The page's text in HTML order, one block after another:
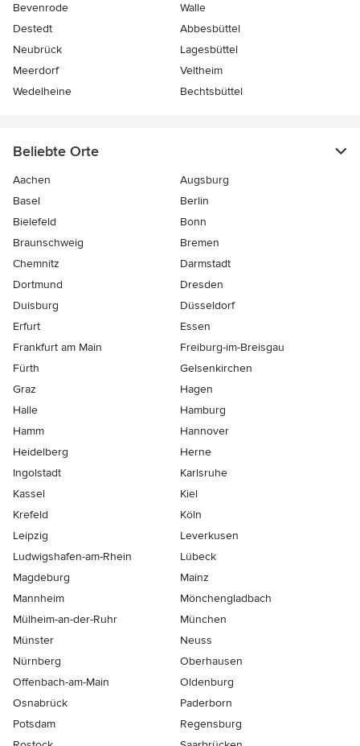
Bevenrode
Walle
Destedt
Abbesbüttel
Neubrück
Lagesbüttel
Meerdorf
Veltheim
Wedelheine
Bechtsbüttel
Beliebte Orte
Aachen
Augsburg
Basel
Berlin
Bielefeld
Bonn
Braunschweig
Bremen
Chemnitz
Darmstadt
Dortmund
Dresden
Duisburg
Düsseldorf
Erfurt
Essen
Frankfurt am Main
Freiburg-im-Breisgau
Fürth
Gelsenkirchen
Graz
Hagen
Halle
Hamburg
Hamm
Hannover
Heidelberg
Herne
Ingolstadt
Karlsruhe
Kassel
Kiel
Krefeld
Köln
Leipzig
Leverkusen
Ludwigshafen-am-Rhein
Lübeck
Magdeburg
Mainz
Mannheim
Mönchen­gladbach
Mülheim-an-der-Ruhr
München
Münster
Neuss
Nürnberg
Oberhausen
Offenbach-am-Main
Oldenburg
Osnabrück
Paderborn
Potsdam
Regensburg